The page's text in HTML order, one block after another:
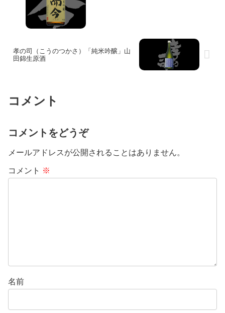
孝の司（こうのつかさ）「純米吟醸」山
田錦生原酒
コメント
コメントをどうぞ
メールアドレスが公開されることはありません。
コメント ※
名前